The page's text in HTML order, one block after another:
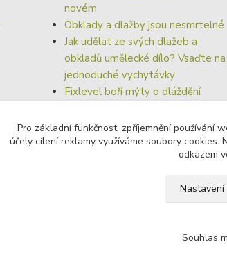
novém
Obklady a dlažby jsou nesmrtelné
Jak udělat ze svých dlažeb a
obkladů umělecké dílo? Vsaďte na
jednoduché vychytávky
Fixlevel boří mýty o dláždění
dokonalé spáry a rovinu dlažby i
obkladu
Pro základní funkčnost, zpříjemnění používání
účely cílení reklamy využíváme soubory
odkazem
Nastavení
Souhlas